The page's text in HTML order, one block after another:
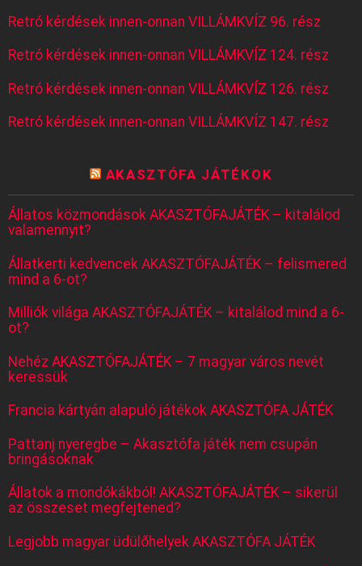
Retró kérdések innen-onnan VILLÁMKVÍZ 96. rész
Retró kérdések innen-onnan VILLÁMKVÍZ 124. rész
Retró kérdések innen-onnan VILLÁMKVÍZ 126. rész
Retró kérdések innen-onnan VILLÁMKVÍZ 147. rész
AKASZTÓFA JÁTÉKOK
Állatos közmondások AKASZTÓFAJÁTÉK – kitalálod
valamennyit?
Állatkerti kedvencek AKASZTÓFAJÁTÉK – felismered
mind a 6-ot?
Milliók világa AKASZTÓFAJÁTÉK – kitalálod mind a 6-
ot?
Nehéz AKASZTÓFAJÁTÉK – 7 magyar város nevét
keressük
Francia kártyán alapuló játékok AKASZTÓFA JÁTÉK
Pattanj nyeregbe – Akasztófa játék nem csupán
bringásoknak
Állatok a mondókákból! AKASZTÓFAJÁTÉK – sikerül
az összeset megfejtened?
Legjobb magyar üdülőhelyek AKASZTÓFA JÁTÉK